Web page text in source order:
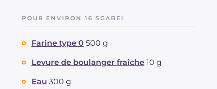
POUR ENVIRON 16 SGABEI
Farine type 0 500 g
Levure de boulanger fraîche 10 g
Eau 300 g